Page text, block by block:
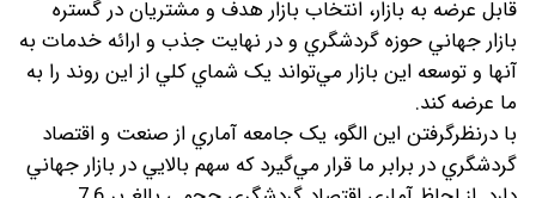
قابل عرضه به بازار، انتخاب بازار هدف و مشتريان در گستره
بازار جهاني حوزه گردشگري و در نهايت جذب و ارائه خدمات به
آنها و توسعه اين بازار مي‌تواند يک شماي کلي از اين روند را به
ما عرضه کند.
با درنظرگرفتن اين الگو، يک جامعه آماري از صنعت و اقتصاد
گردشگري در برابر ما قرار مي‌گيرد که سهم بالايي در بازار جهاني